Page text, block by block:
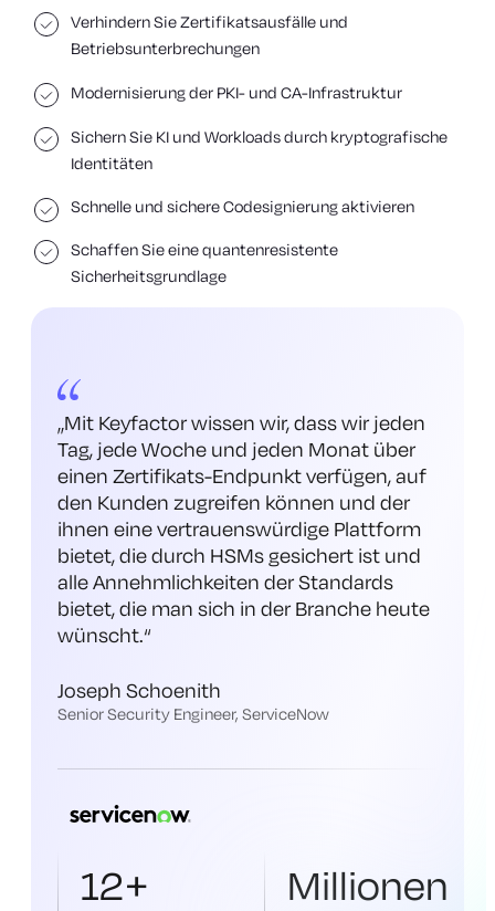
Verhindern Sie Zertifikatsausfälle und
Betriebsunterbrechungen
Modernisierung der PKI- und CA-Infrastruktur
Sichern Sie KI und Workloads durch kryptografische
Identitäten
Schnelle und sichere Codesignierung aktivieren
Schaffen Sie eine quantenresistente
Sicherheitsgrundlage
„Mit Keyfactor wissen wir, dass wir jeden
Tag, jede Woche und jeden Monat über
einen Zertifikats-Endpunkt verfügen, auf
den Kunden zugreifen können und der
ihnen eine vertrauenswürdige Plattform
bietet, die durch HSMs gesichert ist und
alle Annehmlichkeiten der Standards
bietet, die man sich in der Branche heute
wünscht.“
Joseph Schoenith
Senior Security Engineer, ServiceNow
12+ Millionen